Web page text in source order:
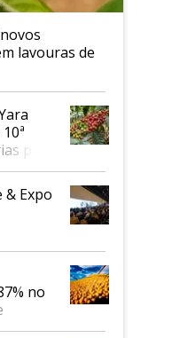
lavouras de
para
& Expo
no